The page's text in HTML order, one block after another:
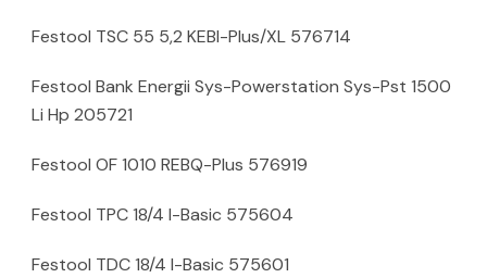
Festool TSC 55 5,2 KEBI-Plus/XL 576714
Festool Bank Energii Sys-Powerstation Sys-Pst 1500
Li Hp 205721
Festool OF 1010 REBQ-Plus 576919
Festool TPC 18/4 I-Basic 575604
Festool TDC 18/4 I-Basic 575601